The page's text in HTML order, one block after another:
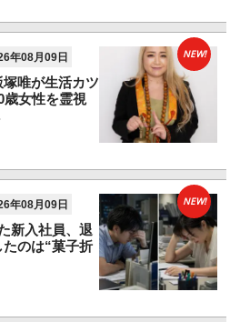
年08月09日
唯が生活カツ
歳女性を霊視
NEW!
年08月09日
新入社員、退
のは“菓子折
NEW!